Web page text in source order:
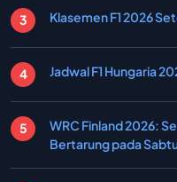
Klasemen F1 2026
Jadwal F1 Hungaria
WRC Finland 2026:
Bertarung pada